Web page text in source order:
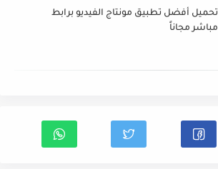
تحميل أفضل تطبيق مونتاج الفيديو برابط
مباشر مجاناً